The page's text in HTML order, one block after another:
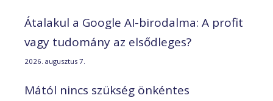
Átalakul a Google AI-birodalma: A profit
vagy tudomány az elsődleges?
2026. augusztus 7.
Mától nincs szükség önkéntes